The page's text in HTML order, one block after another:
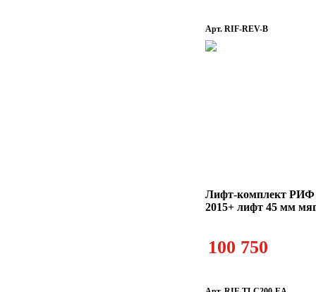
Арт. RIF-REV-B
Лифт-комплект РИФ
2015+ лифт 45 мм
100 750